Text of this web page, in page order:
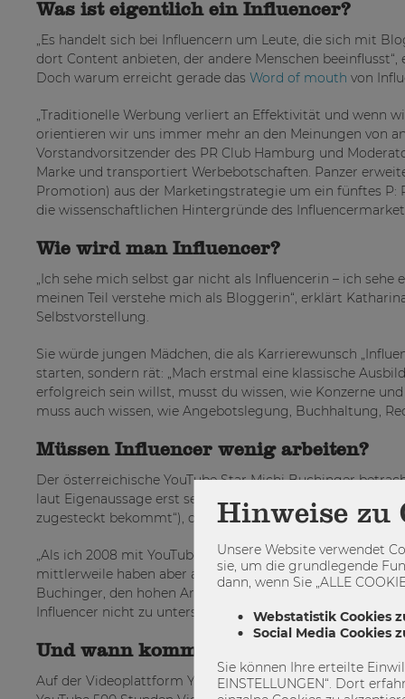
Was ist eigentlich ein Influencer?
„Es handelt sich bei Influencern um Leute, die sich mit
dort Content anbieten, der andere Menschen
Doch warum erreicht gerade das Word of mouth von
„Traditionelle Werbung verliert an Effektivität und wenn
orientieren wir uns immer mehr an den Meinungen von
Vorstandvorsitzender des PR Club Hamburg und
Marke und transportiert Werbebotschaften. Panzer
Promotion) aus der Marketingstrategie um ein fünftes P:
die wissenschaftlichen Hintergründe des
Wie wird man Influencer?
„Ich sehe mich selbst gar nicht als Influencerin – ich
meinen Teil verstehe mich als Bloggerin“, erklärt
Selbstvorstellung.
Sie würde jungen Mädchen, die als Karrierewunsch
starten, sondern rät: „Mach erstmal eine klassische
erfolgreich sein willst, musst du wissen, wie Konzerne
muss auch wissen, wie Angebotslegung, Buchhaltung,
Müssen Influencer wenig arbeiten?
Der österreichische YouTube Star Michi Buchinger
laut Eigenaussage erst seit ca. 2016 Geld mit seinen
zugesteckt bekommt“), dieser Schritt kam mit der
„Als ich 2008 mit YouTube angefangen hab, war es total
mittlerweile haben aber auch die User einen sehr hohen
Buchinger, den hohen Arbeitsaufwand für ein YouTube-
Influencer nicht zu unterschätzen.
Und wann kommt das große Geld?
Auf der Videoplattform YouTube wird bereits seit
Hinweise zu
Unsere Website verwendet
sie, um die grundlegende
dann, wenn Sie „ALLE
Webstatistik Cookies
Social Media Cookies
Sie können Ihre erteilte
EINSTELLUNGEN“. Dort